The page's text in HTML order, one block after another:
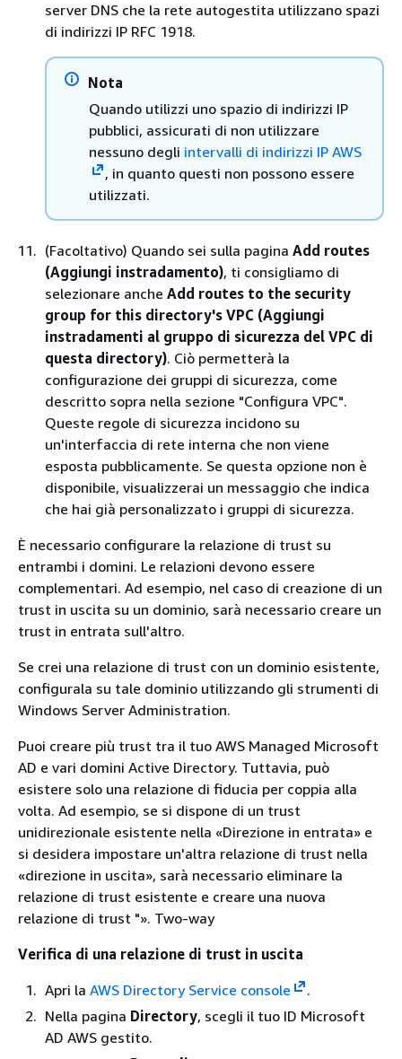
server DNS che la rete autogestita utilizzano spazi
di indirizzi IP RFC 1918.
Nota
Quando utilizzi uno spazio di indirizzi IP
pubblici, assicurati di non utilizzare
nessuno degli intervalli di indirizzi IP AWS
, in quanto questi non possono essere
utilizzati.
(Facoltativo) Quando sei sulla pagina Add routes
(Aggiungi instradamento), ti consigliamo di
selezionare anche Add routes to the security
group for this directory's VPC (Aggiungi
instradamenti al gruppo di sicurezza del VPC di
questa directory). Ciò permetterà la
configurazione dei gruppi di sicurezza, come
descritto sopra nella sezione "Configura VPC".
Queste regole di sicurezza incidono su
un'interfaccia di rete interna che non viene
esposta pubblicamente. Se questa opzione non è
disponibile, visualizzerai un messaggio che indica
che hai già personalizzato i gruppi di sicurezza.
È necessario configurare la relazione di trust su
entrambi i domini. Le relazioni devono essere
complementari. Ad esempio, nel caso di creazione di un
trust in uscita su un dominio, sarà necessario creare un
trust in entrata sull'altro.
Se crei una relazione di trust con un dominio esistente,
configurala su tale dominio utilizzando gli strumenti di
Windows Server Administration.
Puoi creare più trust tra il tuo AWS Managed Microsoft
AD e vari domini Active Directory. Tuttavia, può
esistere solo una relazione di fiducia per coppia alla
volta. Ad esempio, se si dispone di un trust
unidirezionale esistente nella «Direzione in entrata» e
si desidera impostare un'altra relazione di trust nella
«direzione in uscita», sarà necessario eliminare la
relazione di trust esistente e creare una nuova
relazione di trust "». Two-way
Verifica di una relazione di trust in uscita
Apri la AWS Directory Service console
.
Nella pagina Directory, scegli il tuo ID Microsoft
AD AWS gestito.